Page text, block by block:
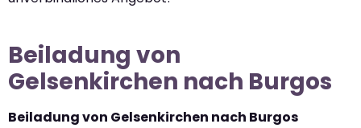
Beiladung von
Gelsenkirchen nach Burgos
Beiladung von Gelsenkirchen nach Burgos